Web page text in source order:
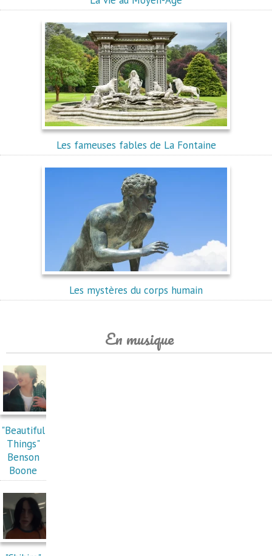
Les fameuses fables de La Fontaine
Les mystères du corps humain
En musique
"Beautiful
Things"
Benson
Boone